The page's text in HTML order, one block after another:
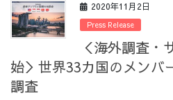
2020年11月2日
Press Release
＜海外調査・
始＞世界33カ国のメンバ
調査